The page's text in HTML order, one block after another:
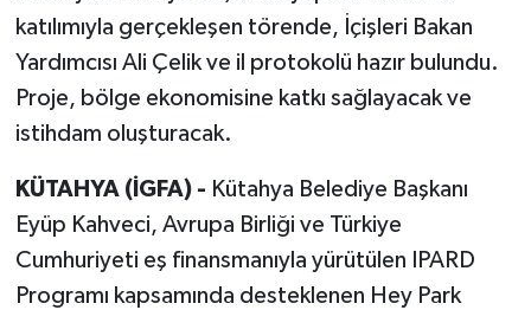
katılımıyla gerçekleşen törende, İçişleri Bakan
Yardımcısı Ali Çelik ve il protokolü hazır bulundu.
Proje, bölge ekonomisine katkı sağlayacak ve
istihdam oluşturacak.
KÜTAHYA (İGFA) - Kütahya Belediye Başkanı
Eyüp Kahveci, Avrupa Birliği ve Türkiye
Cumhuriyeti eş finansmanıyla yürütülen IPARD
Programı kapsamında desteklenen Hey Park